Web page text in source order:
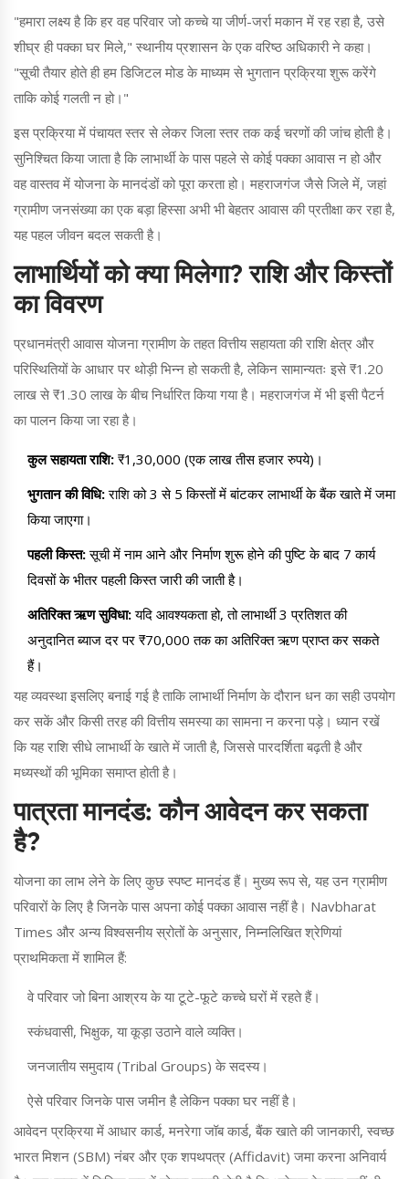
"हमारा लक्ष्य है कि हर वह परिवार जो कच्चे या जीर्ण-जर्रा मकान में रह रहा है, उसे
शीघ्र ही पक्का घर मिले," स्थानीय प्रशासन के एक वरिष्ठ अधिकारी ने कहा।
"सूची तैयार होते ही हम डिजिटल मोड के माध्यम से भुगतान प्रक्रिया शुरू करेंगे
ताकि कोई गलती न हो।"
इस प्रक्रिया में पंचायत स्तर से लेकर जिला स्तर तक कई चरणों की जांच होती है।
सुनिश्चित किया जाता है कि लाभार्थी के पास पहले से कोई पक्का आवास न हो और
वह वास्तव में योजना के मानदंडों को पूरा करता हो। महराजगंज जैसे जिले में, जहां
ग्रामीण जनसंख्या का एक बड़ा हिस्सा अभी भी बेहतर आवास की प्रतीक्षा कर रहा है,
यह पहल जीवन बदल सकती है।
लाभार्थियों को क्या मिलेगा? राशि और किस्तों
का विवरण
प्रधानमंत्री आवास योजना ग्रामीण के तहत वित्तीय सहायता की राशि क्षेत्र और
परिस्थितियों के आधार पर थोड़ी भिन्न हो सकती है, लेकिन सामान्यतः इसे ₹1.20
लाख से ₹1.30 लाख के बीच निर्धारित किया गया है। महराजगंज में भी इसी पैटर्न
का पालन किया जा रहा है।
कुल सहायता राशि: ₹1,30,000 (एक लाख तीस हजार रुपये)।
भुगतान की विधि:राशि को 3 से 5 किस्तों में बांटकर लाभार्थी के बैंक खाते में जमा
किया जाएगा।
पहली किस्त:सूची में नाम आने और निर्माण शुरू होने की पुष्टि के बाद 7 कार्य
दिवसों के भीतर पहली किस्त जारी की जाती है।
अतिरिक्त ऋण सुविधा:यदि आवश्यकता हो, तो लाभार्थी 3 प्रतिशत की
अनुदानित ब्याज दर पर ₹70,000 तक का अतिरिक्त ऋण प्राप्त कर सकते
हैं।
यह व्यवस्था इसलिए बनाई गई है ताकि लाभार्थी निर्माण के दौरान धन का सही उपयोग
कर सकें और किसी तरह की वित्तीय समस्या का सामना न करना पड़े। ध्यान रखें
कि यह राशि सीधे लाभार्थी के खाते में जाती है, जिससे पारदर्शिता बढ़ती है और
मध्यस्थों की भूमिका समाप्त होती है।
पात्रता मानदंड: कौन आवेदन कर सकता
है?
योजना का लाभ लेने के लिए कुछ स्पष्ट मानदंड हैं। मुख्य रूप से, यह उन ग्रामीण
परिवारों के लिए है जिनके पास अपना कोई पक्का आवास नहीं है। Navbharat
Times और अन्य विश्वसनीय स्रोतों के अनुसार, निम्नलिखित श्रेणियां
प्राथमिकता में शामिल हैं:
वे परिवार जो बिना आश्रय के या टूटे-फूटे कच्चे घरों में रहते हैं।
स्कंधवासी, भिक्षुक, या कूड़ा उठाने वाले व्यक्ति।
जनजातीय समुदाय (Tribal Groups) के सदस्य।
ऐसे परिवार जिनके पास जमीन है लेकिन पक्का घर नहीं है।
आवेदन प्रक्रिया में आधार कार्ड, मनरेगा जॉब कार्ड, बैंक खाते की जानकारी, स्वच्छ
भारत मिशन (SBM) नंबर और एक शपथपत्र (Affidavit) जमा करना अनिवार्य